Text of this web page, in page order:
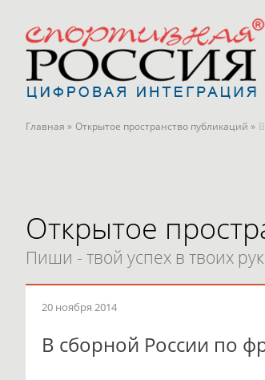
Главная » Открытое пространство публикаций »
Открытое
Пиши - твой успех в твоих
20 ноября 2014
В сборной России по